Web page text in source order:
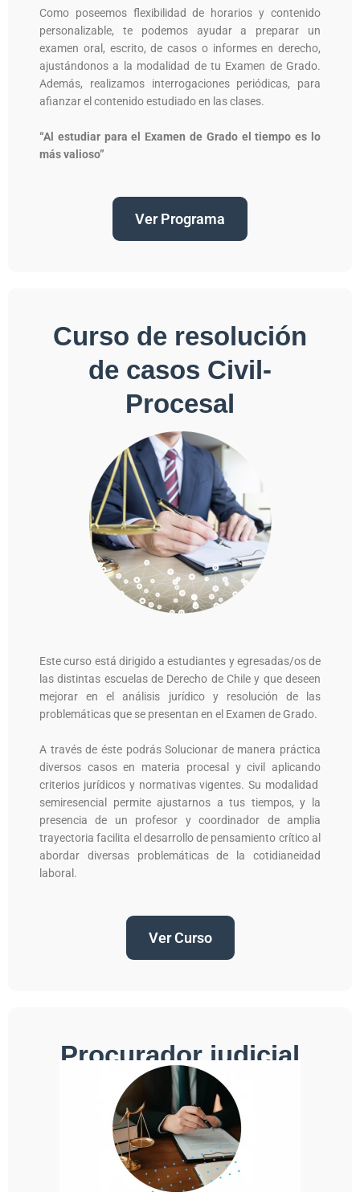
Como poseemos flexibilidad de horarios y contenido
personalizable, te podemos ayudar a preparar un
examen oral, escrito, de casos o informes en derecho,
ajustándonos a la modalidad de tu Examen de Grado.
Además, realizamos interrogaciones periódicas, para
afianzar el contenido estudiado en las clases.
“Al estudiar para el Examen de Grado el tiempo es lo
más valioso”
Ver Programa
Curso de resolución
de casos Civil-
Procesal
Este curso está dirigido a estudiantes y egresadas/os de
las distintas escuelas de Derecho de Chile y que deseen
mejorar en el análisis jurídico y resolución de las
problemáticas que se presentan en el Examen de Grado.
A través de éste podrás Solucionar de manera práctica
diversos casos en materia procesal y civil aplicando
criterios jurídicos y normativas vigentes. Su modalidad
semiresencial permite ajustarnos a tus tiempos, y la
presencia de un profesor y coordinador de amplia
trayectoria facilita el desarrollo de pensamiento crítico al
abordar diversas problemáticas de la cotidianeidad
laboral.
Ver Curso
Procurador judicial